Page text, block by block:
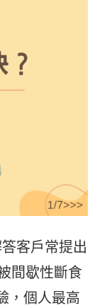
客戶常提出
間歇性斷食
，個人最高